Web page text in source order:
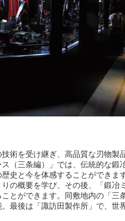
術を受け継ぎ、高品質な刃物製
（三条編）」では、伝統的な鍛
史と今を体感することができま
の概要を学び、その後、「鍛冶
とができます。同敷地内の「三
最後は「諏訪田製作所」で、世